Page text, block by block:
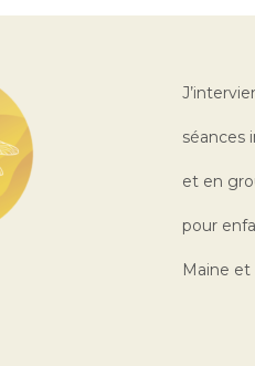
séances
et en
pour
Maine et